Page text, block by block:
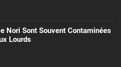
Nori Sont Souvent Contaminées
Lourds